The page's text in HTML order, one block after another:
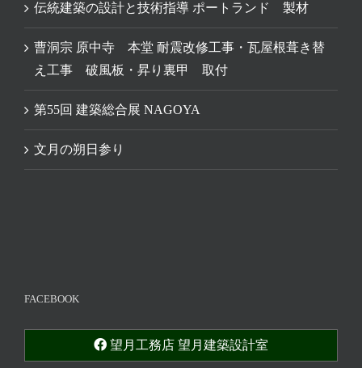
伝統建築の設計と技術指導 ポートランド 製材
曹洞宗 原中寺 本堂 耐震改修工事・瓦屋根葺き替
え工事 破風板・昇り裏甲 取付
第55回 建築総合展 NAGOYA
文月の朔日参り
FACEBOOK
望月工務店 望月建築設計室